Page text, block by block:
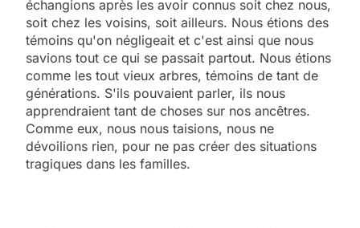
échangions après les avoir connus soit chez nous,
soit chez les voisins, soit ailleurs. Nous étions des
témoins qu'on négligeait et c'est ainsi que nous
savions tout ce qui se passait partout. Nous étions
comme les tout vieux arbres, témoins de tant de
générations. S'ils pouvaient parler, ils nous
apprendraient tant de choses sur nos ancêtres.
Comme eux, nous nous taisions, nous ne
dévoilions rien, pour ne pas créer des situations
tragiques dans les familles.